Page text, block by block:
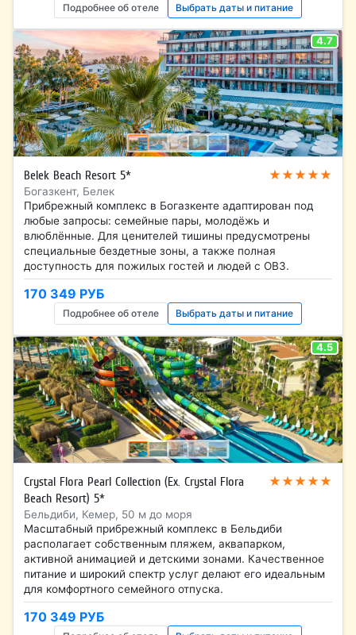
Подробнее об отеле Выбрать даты и питание
4.7
Belek Beach Resort 5* ★★★★★
Богазкент, Белек
Прибрежный комплекс в Богазкенте адаптирован под
любые запросы: семейные пары, молодёжь и
влюблённые. Для ценителей тишины предусмотрены
специальные бездетные зоны, а также полная
доступность для пожилых гостей и людей с ОВЗ.
170 349 РУБ
Подробнее об отеле Выбрать даты и питание
4.5
Crystal Flora Pearl Collection (Ex. Crystal Flora
Beach Resort) 5*
★★★★★
Бельдиби, Кемер, 50 м до моря
Масштабный прибрежный комплекс в Бельдиби
располагает собственным пляжем, аквапарком,
активной анимацией и детскими зонами. Качественное
питание и широкий спектр услуг делают его идеальным
для комфортного семейного отпуска.
170 349 РУБ